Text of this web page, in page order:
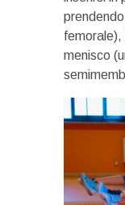
femorale),
menisco